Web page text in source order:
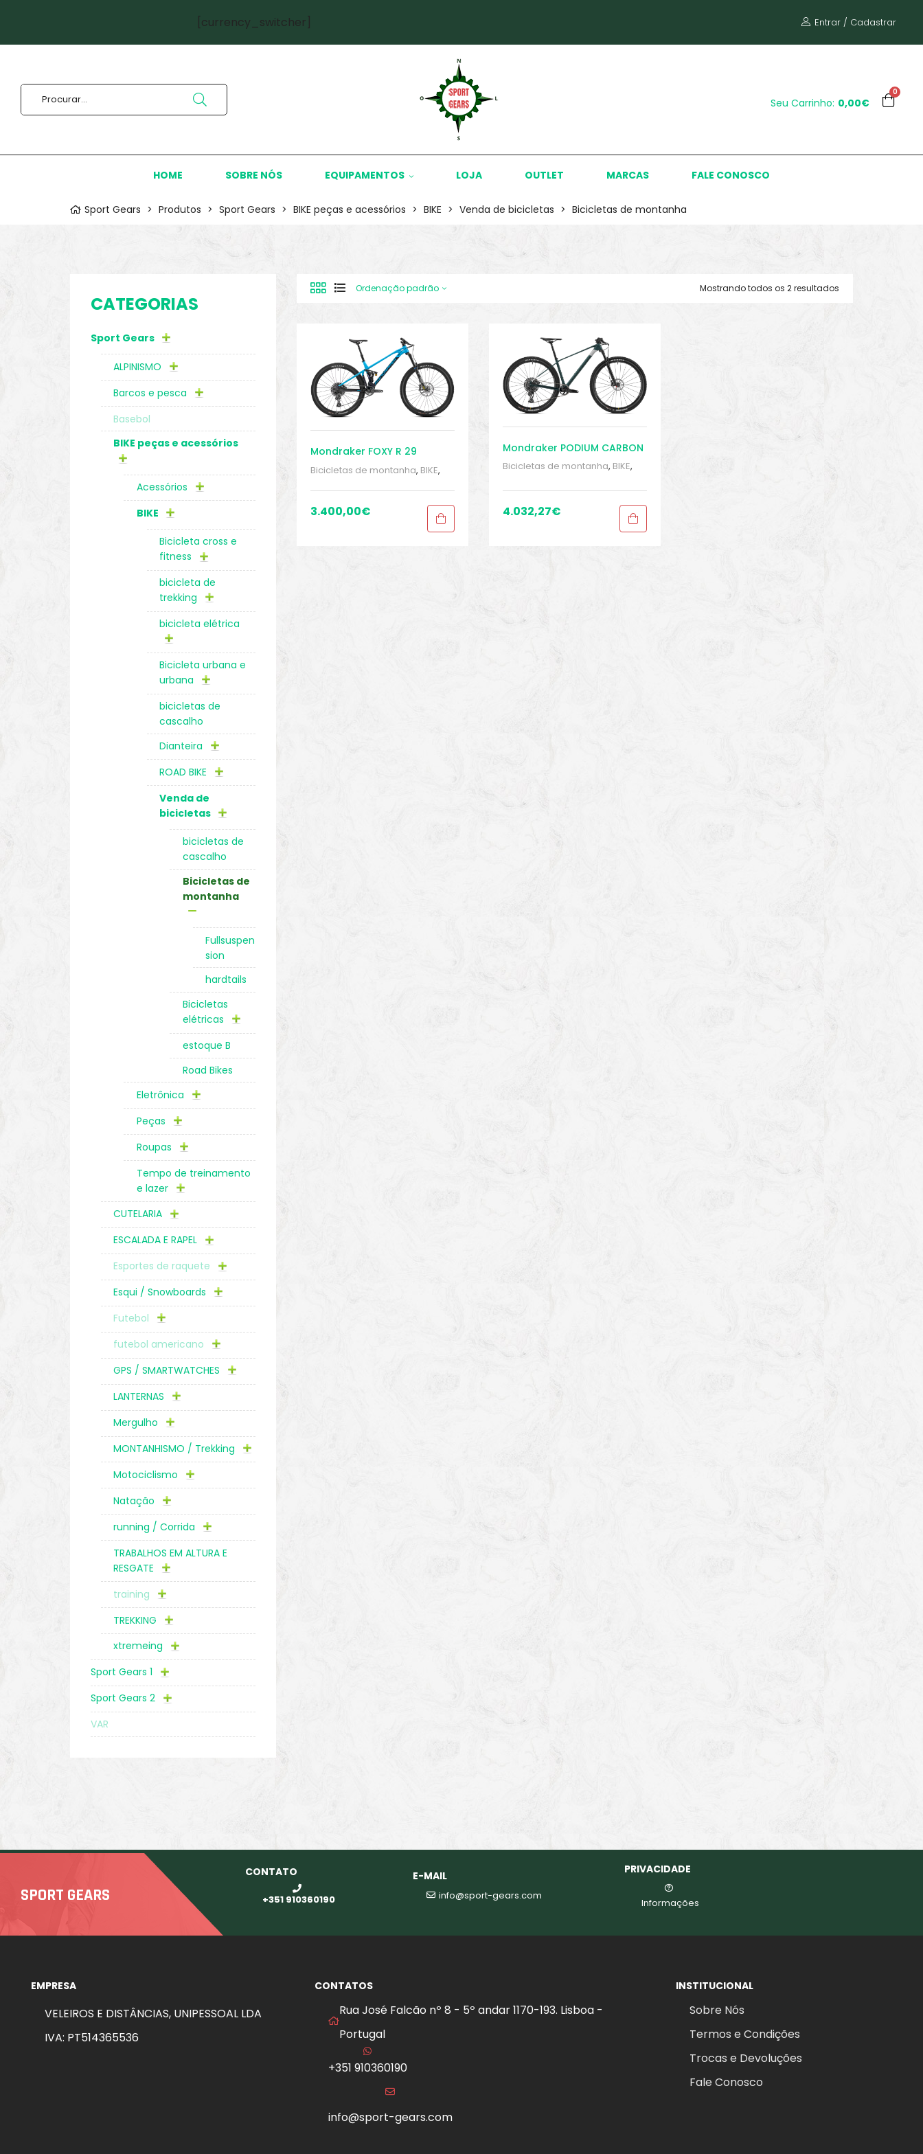
[currency_switcher] Entrar / Cadastrar
0
Seu Carrinho: 0,00€
HOME SOBRE NÓS EQUIPAMENTOS LOJA OUTLET MARCAS FALE CONOSCO
Sport Gears > Produtos > Sport Gears > BIKE peças e acessórios > BIKE > Venda de bicicletas > Bicicletas de montanha
Mostrando todos os 2 resultados
Ordenação padrão
Mondraker FOXY R 29
Bicicletas de montanha, BIKE,
Venda de bicicletas
3.400,00€
Mondraker PODIUM CARBON
Bicicletas de montanha, BIKE,
hardtails,Sport Gears,Venda
de bicicletas
4.032,27€
CATEGORIAS
Sport Gears
ALPINISMO
Barcos e pesca
Basebol
BIKE peças e acessórios
Acessórios
BIKE
Bicicleta cross e
fitness
bicicleta de
trekking
bicicleta elétrica
Bicicleta urbana e
urbana
bicicletas de
cascalho
Dianteira
ROAD BIKE
Venda de
bicicletas
bicicletas de
cascalho
Bicicletas de
montanha
Fullsuspen
sion
hardtails
Bicicletas
elétricas
estoque B
Road Bikes
Eletrônica
Peças
Roupas
Tempo de treinamento
e lazer
CUTELARIA
ESCALADA E RAPEL
Esportes de raquete
Esqui / Snowboards
Futebol
futebol americano
GPS / SMARTWATCHES
LANTERNAS
Mergulho
MONTANHISMO / Trekking
Motociclismo
Natação
running / Corrida
TRABALHOS EM ALTURA E
RESGATE
training
TREKKING
xtremeing
Sport Gears 1
Sport Gears 2
VAR
SPORT GEARS
CONTATO
+351 910360190
E-MAIL
info@sport-gears.com
PRIVACIDADE
Informações
EMPRESA
VELEIROS E DISTÂNCIAS, UNIPESSOAL LDA
IVA: PT514365536
CONTATOS
Rua José Falcão nº 8 - 5º andar 1170-193. Lisboa -
Portugal
+351 910360190
info@sport-gears.com
INSTITUCIONAL
Sobre Nós
Termos e Condições
Trocas e Devoluções
Fale Conosco